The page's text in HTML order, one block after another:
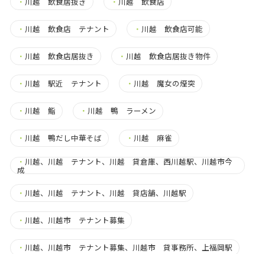
・ 川越 飲食店 テナント ・ 川越 飲食店可能
・ 川越 飲食店居抜き ・ 川越 飲食店居抜き物件
・ 川越 駅近 テナント ・ 川越 魔女の煙突
・ 川越 鮨 ・ 川越 鴨 ラーメン
・ 川越 鴨だし中華そば ・ 川越 麻雀
・ 川越、川越 テナント、川越 貸倉庫、西川越駅、川越市今
成
・ 川越、川越 テナント、川越 貸店舗、川越駅
・ 川越、川越市 テナント募集
・ 川越、川越市 テナント募集、川越市 貸事務所、上福岡駅